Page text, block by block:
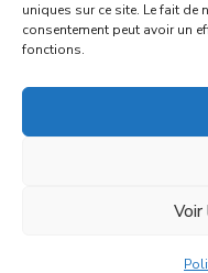
uniques sur ce site. Le fait de
consentement peut avoir un
fonctions.
Voir
POLITIQUE DE